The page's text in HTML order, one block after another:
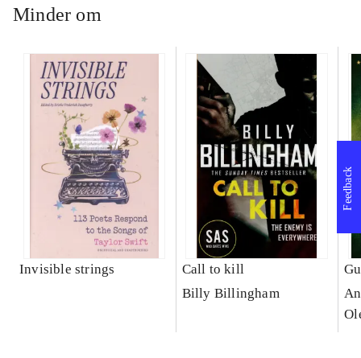
Minder om
Invisible strings
Call to kill
Billy Billingham
Feedback